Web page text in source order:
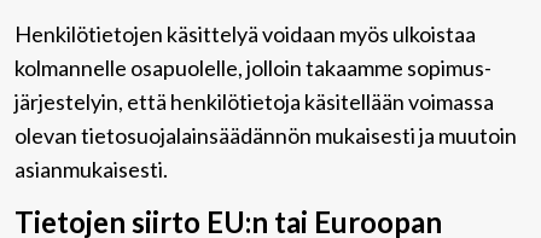
Henkilötietojen käsittelyä voidaan myös ulkoistaa
kolmannelle osapuolelle, jolloin takaamme sopimus-
järjestelyin, että henkilötietoja käsitellään voimassa
olevan tietosuojalainsäädännön mukaisesti ja muutoin
asianmukaisesti.
Tietojen siirto EU:n tai Euroopan